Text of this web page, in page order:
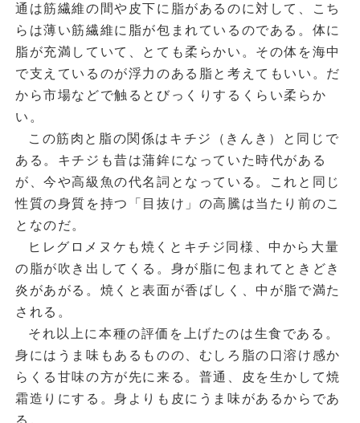
通は筋繊維の間や皮下に脂があるのに対して、こち
らは薄い筋繊維に脂が包まれているのである。体に
脂が充満していて、とても柔らかい。その体を海中
で支えているのが浮力のある脂と考えてもいい。だ
から市場などで触るとびっくりするくらい柔らか
い。
この筋肉と脂の関係はキチジ（きんき）と同じで
ある。キチジも昔は蒲鉾になっていた時代がある
が、今や高級魚の代名詞となっている。これと同じ
性質の身質を持つ「目抜け」の高騰は当たり前のこ
となのだ。
ヒレグロメヌケも焼くとキチジ同様、中から大量
の脂が吹き出してくる。身が脂に包まれてときどき
炎があがる。焼くと表面が香ばしく、中が脂で満た
される。
それ以上に本種の評価を上げたのは生食である。
身にはうま味もあるものの、むしろ脂の口溶け感か
らくる甘味の方が先に来る。普通、皮を生かして焼
霜造りにする。身よりも皮にうま味があるからであ
る。